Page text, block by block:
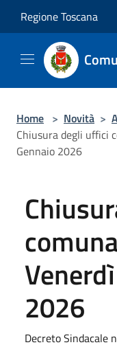
Regione Toscana
Home > Novità >
Chiusura degli uffici
Gennaio 2026
2026
Decreto Sindacale